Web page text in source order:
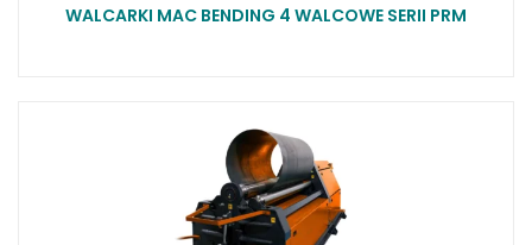
WALCARKI MAC BENDING 4 WALCOWE SERII PRM